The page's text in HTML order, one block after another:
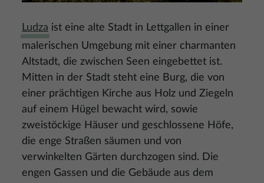
Ludza ist eine alte Stadt in Lettgallen in einer
malerischen Umgebung mit einer charmanten
Altstadt, die zwischen Seen eingebettet ist.
Mitten in der Stadt steht eine Burg, die von
einer prächtigen Kirche aus Holz und Ziegeln
auf einem Hügel bewacht wird, sowie
zweistöckige Häuser und geschlossene Höfe,
die enge Straßen säumen und von
verwinkelten Gärten durchzogen sind. Die
engen Gassen und die Gebäude aus dem